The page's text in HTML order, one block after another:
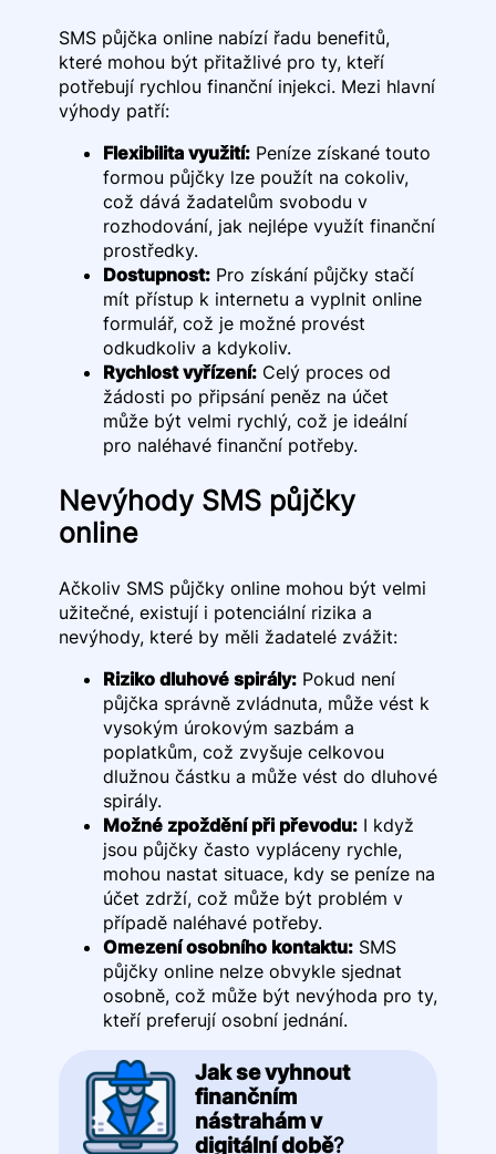
SMS půjčka online nabízí řadu benefitů,
které mohou být přitažlivé pro ty, kteří
potřebují rychlou finanční injekci. Mezi hlavní
výhody patří:
Flexibilita využití:Peníze získané touto
formou půjčky lze použít na cokoliv,
což dává žadatelům svobodu v
rozhodování, jak nejlépe využít finanční
prostředky.
Dostupnost:Pro získání půjčky stačí
mít přístup k internetu a vyplnit online
formulář, což je možné provést
odkudkoliv a kdykoliv.
Rychlost vyřízení:Celý proces od
žádosti po připsání peněz na účet
může být velmi rychlý, což je ideální
pro naléhavé finanční potřeby.
Nevýhody SMS půjčky
online
Ačkoliv SMS půjčky online mohou být velmi
užitečné, existují i potenciální rizika a
nevýhody, které by měli žadatelé zvážit:
Riziko dluhové spirály:Pokud není
půjčka správně zvládnuta, může vést k
vysokým úrokovým sazbám a
poplatkům, což zvyšuje celkovou
dlužnou částku a může vést do dluhové
spirály.
Možné zpoždění při převodu:I když
jsou půjčky často vypláceny rychle,
mohou nastat situace, kdy se peníze na
účet zdrží, což může být problém v
případě naléhavé potřeby.
Omezení osobního kontaktu:SMS
půjčky online nelze obvykle sjednat
osobně, což může být nevýhoda pro ty,
kteří preferují osobní jednání.
Jak se vyhnout
finančním
nástrahám v
digitální době?